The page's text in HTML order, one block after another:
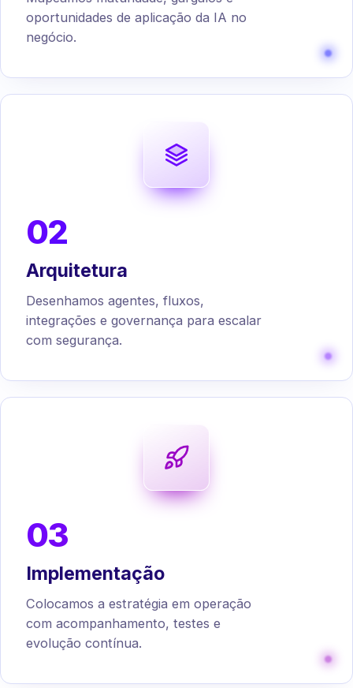
oportunidades de aplicação da IA no
negócio.
02
Arquitetura
Desenhamos agentes, fluxos,
integrações e governança para escalar
com segurança.
03
Implementação
Colocamos a estratégia em operação
com acompanhamento, testes e
evolução contínua.